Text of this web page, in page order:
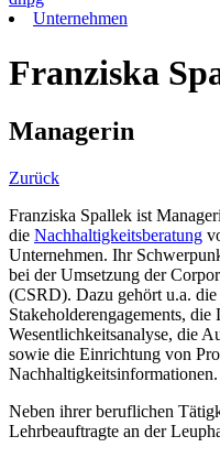
Unternehmen
Franziska
Managerin
Zurück
Franziska Spallek ist
die Nachhaltigkeitsberatung
Unternehmen. Ihr
bei der Umsetzung der
(CSRD). Dazu gehört u.a.
Stakeholderengagements,
Wesentlichkeitsanalyse, die
sowie die Einrichtung von
Nachhaltigkeitsinformationen.
Neben ihrer beruflichen
Lehrbeauftragte an der